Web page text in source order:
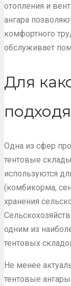
отопления и
ангара
комфортного
обслуживает
Для
Одна из сфер
тентовые
используются
(комбикорма,
хранения
одним из
тентовых
Не менее
тентовые